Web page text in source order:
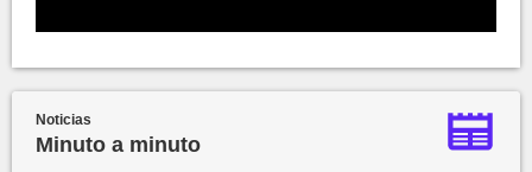
Noticias
Minuto a minuto